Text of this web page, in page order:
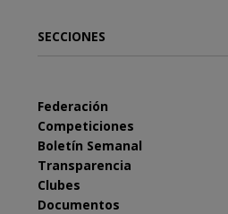
SECCIONES
Federación
Competiciones
Boletín Semanal
Transparencia
Clubes
Documentos